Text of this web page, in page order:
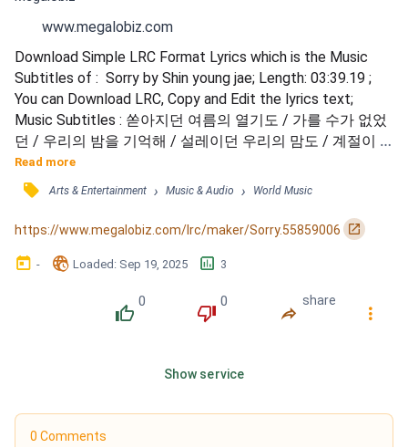
www.megalobiz.com
Download Simple LRC Format Lyrics which is the Music
Subtitles of :  Sorry by Shin young jae; Length: 03:39.19 ;
You can Download LRC, Copy and Edit the lyrics text;
Music Subtitles : 쏟아지던 여름의 열기도 / 가를 수가 없었
던 / 우리의 밤을 기억해 / 설레이던 우리의 맘도 / 계절이
흘러 / 커져가 보란 듯이 / 기나긴 하루 견딜 수 있던 이유 /
너도 나와 같다면 / I'm sorry 우리 행복했던 / 시간이 너무
가득해서 / 감당할 수 없게 난 / 너로 가득해져 가 / I'm sorry,
but I need to love you right now / 수없이 난...
Read more
󰓹 Arts & Entertainment › Music & Audio › World Music
https://www.megalobiz.com/lrc/maker/Sorry.55859006 󰏌
󰃶 - 󱉊 Loaded: Sep 19, 2025 󱕎 3
󰔔
0
󰔒
0
󰤲
share
󰇙
Show service
0 Comments